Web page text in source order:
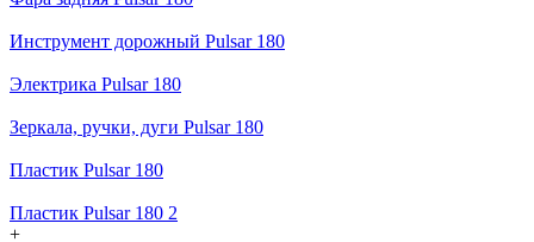
Инструмент дорожный Pulsar 180
Электрика Pulsar 180
Зеркала, ручки, дуги Pulsar 180
Пластик Pulsar 180
Пластик Pulsar 180 2
+